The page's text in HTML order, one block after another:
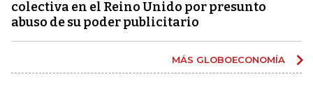
colectiva en el Reino Unido por presunto
abuso de su poder publicitario
MÁS GLOBOECONOMÍA